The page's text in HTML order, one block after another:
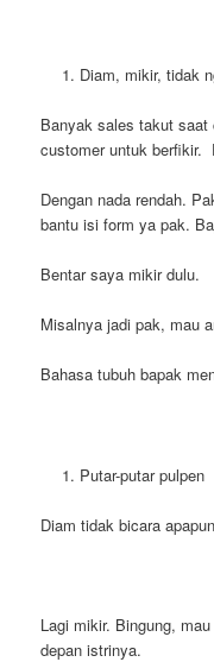
Diam, mikir, tidak
Banyak sales takut
customer untuk berfikir.
Dengan nada rendah.
bantu isi form ya pak.
Bentar saya mikir dulu.
Misalnya jadi pak, mau
Bahasa tubuh bapak
Putar-putar pulpen
Diam tidak bicara apapun
Lagi mikir. Bingung,
depan istrinya.